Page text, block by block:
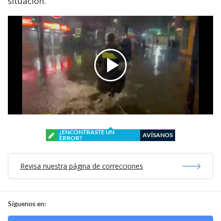
¿ENCONTRASTE UN
ERROR?
AVÍSANOS
Revisa nuestra página de correcciones
Síguenos en: